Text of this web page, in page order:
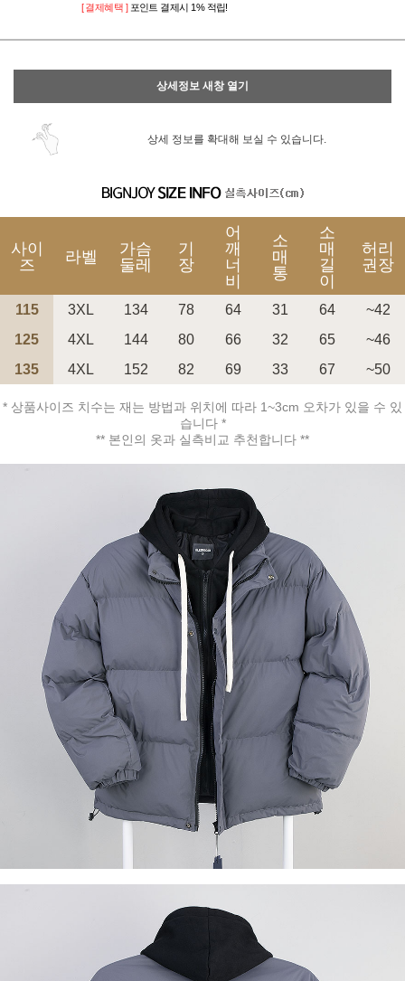
페이코 ID로 페
PAYCO 바로구매
[ 결제혜택 ] 포인트 결제시 1% 적립!
상세정보 새창 열기
상세 정보를 확대해 보실 수 있습니다.
사이
즈
라벨
가슴
둘레
기
장
어
깨
너
비
소
매
통
소
매
길
이
허리
권장
115 3XL 134 78 64 31 64
~42
125
4XL 144 80 66 32 65
~46
135
4XL 152 82 69 33 67 ~50
* 상품사이즈 치수는 재는 방법과 위치에 따라 1~3cm 오차가 있을 수 있
습니다 *
** 본인의 옷과 실측비교 추천합니다 **